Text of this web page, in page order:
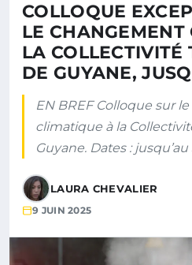
COLLOQUE
LE
LA COLLECTIVITÉ
DE GUYANE,
EN BREF Colloque sur
climatique à la
Guyane. Dates :
LAURA CHEVALIER
9 JUIN 2025